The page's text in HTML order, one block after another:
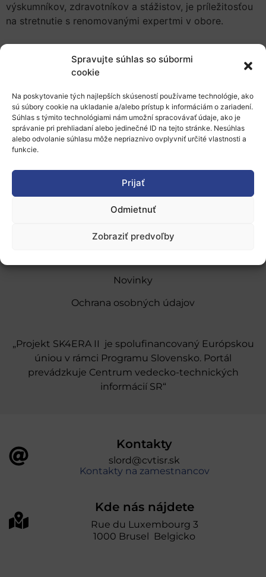
Spravujte súhlas so súbormi
cookie
Na poskytovanie tých najlepších skúseností používame technológie, ako
sú súbory cookie na ukladanie a/alebo prístup k informáciám o zariadení.
Súhlas s týmito technológiami nám umožní spracovávať údaje, ako je
správanie pri prehliadaní alebo jedinečné ID na tejto stránke. Nesúhlas
alebo odvolanie súhlasu môže nepriaznivo ovplyvniť určité vlastnosti a
funkcie.
Prijať
Odmietnuť
Zobraziť predvoľby
výskumníkov, zdravotníkov a stážistov, je príležitosťou
na stretnutie s renomovanými expertmi v obore.
Registrujte sa do 25. júla 2016.
Pridať do Google Kalendára
O nás
Naše služby
Financovanie a podpora
Novinky
Ochrana osobných údajov
„Projekt SK4ERA II je spolufinancovaný Európskou
úniou v rámci Programu Slovensko. Portál
prevádzkuje Centrum vedecko-technických
informácií SR“
Kontakty
slord@cvtisr.sk
Kontakty na zamestnancov
Kde nás nájdete
Rue du Luxembourg 3
1000 Brusel Belgicko